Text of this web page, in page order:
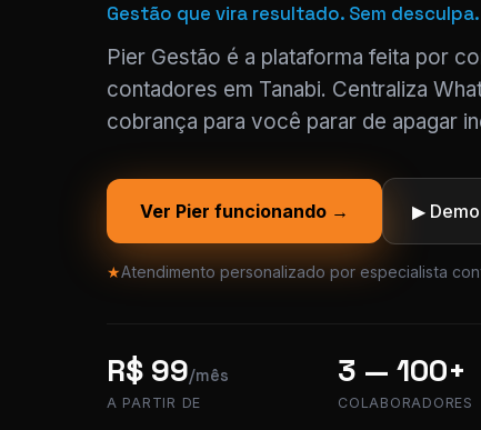
Gestão que vira resultado. Sem desculpa.
Pier Gestão é a plataforma feita por
contadores em Tanabi. Centraliza
cobrança para você parar de apagar
Ver Pier funcionando → ▶
★Atendimento personalizado por especialista
R$ 99/mês
A PARTIR DE
3 — 100+
COLABORADORES